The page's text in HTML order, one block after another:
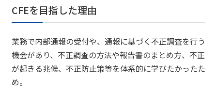
CFEを目指した理由
業務で内部通報の受付や、通報に基づく不正調査を行う
機会があり、不正調査の方法や報告書のまとめ方、不正
が起きる兆候、不正防止策等を体系的に学びたかったた
め。